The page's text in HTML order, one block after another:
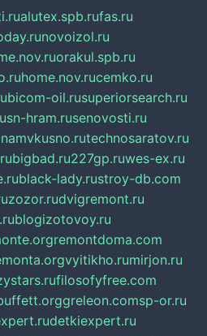
alutex.spb.rufas.ru
novoizol.ru
orakul.spb.ru
home.nov.rucemko.ru
bicom-oil.rusuperiorsearch.ru
sn-hram.rusenovosti.ru
technosaratov.ru
bigbad.ru227gp.ruwes-ex.ru
black-lady.rustroy-db.com
zozor.rudvigremont.ru
blogizotovoy.ru
remontdoma.com
vyitikho.rumirjon.ru
filosofyfree.com
greleon.comsp-or.ru
detkiexpert.ru